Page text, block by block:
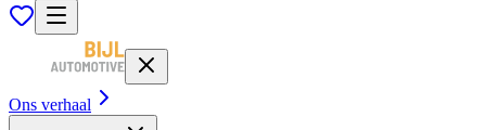
Ons verhaal